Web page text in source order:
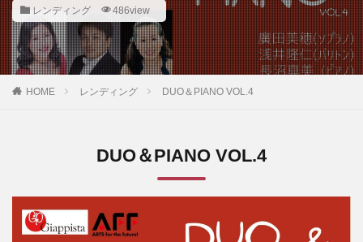
レンディング 486view
HOME レンディング DUO＆PIANO VOL.4
DUO＆PIANO VOL.4